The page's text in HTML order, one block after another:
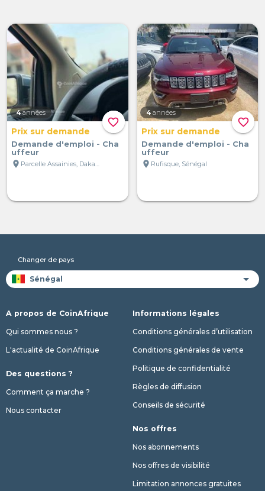
favorite_border
4 années
Prix sur demande
Demande d'emploi - Cha
uffeur
location_on
favorite_border
4 années
Prix sur demande
Demande d'emploi - Cha
uffeur
location_on Rufisque, Sénégal
Changer de pays
A propos de CoinAfrique
Qui sommes nous ?
L'actualité de CoinAfrique
Des questions ?
Comment ça marche ?
Nous contacter
Informations légales
Conditions générales d’utilisation
Conditions générales de vente
Politique de confidentialité
Règles de diffusion
Conseils de sécurité
Nos offres
Nos abonnements
Nos offres de visibilité
Limitation annonces gratuites